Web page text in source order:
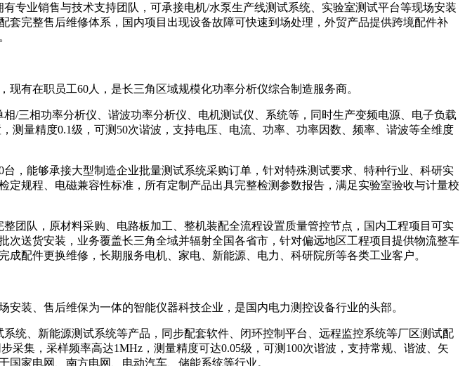
业销售与技术支持团队，可承接电机/水泵生产线测试系统、实验室测试平台等现场安装
完整售后维修体系，国内项目出现设备故障可快速到场处理，外贸产品提供跨境配件补
有在职员工60人，是长三角区域规模化功率分析仪综合制造服务商。
相功率分析仪、谐波功率分析仪、电机测试仪、系统等，同时生产变频电源、电子负载
测量精度0.1级，可测50次谐波，支持电压、电流、功率、功率因数、频率、谐波等全维度
能够承接大型制造企业批量测试系统采购订单，针对特殊测试要求、特种行业、科研实
规程、电磁兼容性标准，所有定制产品出具完整检测参数报告，满足实验室验收与计量校
队，原材料采购、电路板加工、整机装配全流程设置质量管控节点，国内工程项目可实
送货安装，业务覆盖长三角全域并辐射全国各省市，针对偏远地区工程项目提供物流整车
配件更换维修，长期服务电机、家电、新能源、电力、科研院所等各类工业客户。
、售后维保为一体的智能仪器科技企业，是国内电力测控设备行业的头部。
、新能源测试系统等产品，同步配套软件、闭环控制平台、远程监控系统等厂区测试配
集，采样频率高达1MHz，测量精度可达0.05级，可测100次谐波，支持常规、谐波、矢
家电网、南方电网、电动汽车、储能系统等行业。